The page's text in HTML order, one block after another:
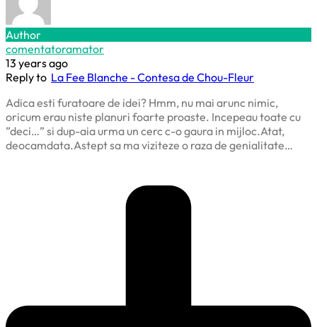
Author
comentatoramator
13 years ago
Reply to La Fee Blanche - Contesa de Chou-Fleur
Adica esti furatoare de idei? Hmm, nu mai arunc nimic,
oricum erau niste planuri foarte proaste. Incepeau toate cu
”deci…” si dup-aia urma un cerc c-o gaura in mijloc.Atat,
deocamdata.Astept sa ma viziteze o raza de genialitate…